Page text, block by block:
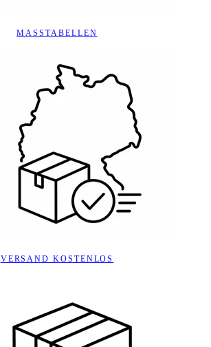
MASSTABELLEN
VERSAND KOSTENLOS